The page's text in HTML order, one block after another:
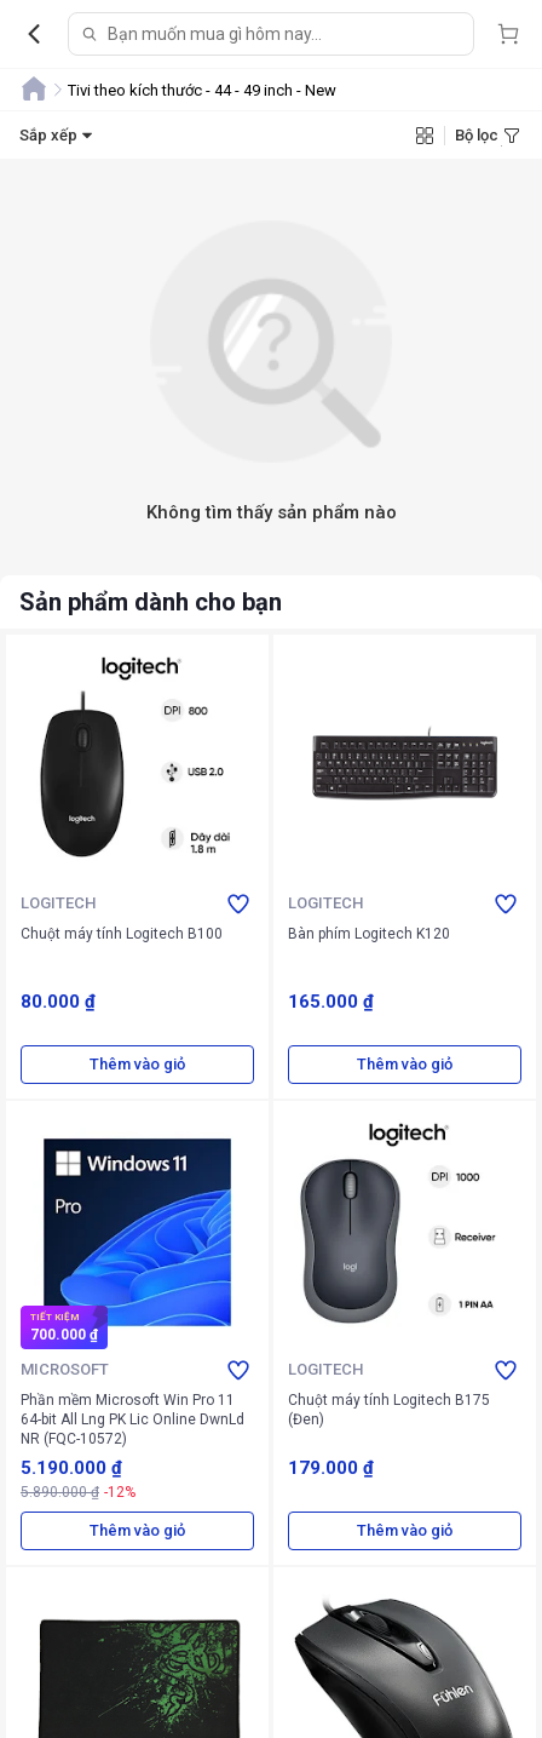
Tivi theo kích thước - 44 - 49 inch - New
Sắp xếp Bộ lọc
Không tìm thấy sản phẩm nào
Sản phẩm dành cho bạn
LOGITECH
Chuột máy tính Logitech B100
80.000 ₫
Thêm vào giỏ
LOGITECH
Bàn phím Logitech K120
165.000 ₫
Thêm vào giỏ
TIẾT KIỆM
700.000 ₫
MICROSOFT
Phần mềm Microsoft Win Pro 11
64-bit All Lng PK Lic Online DwnLd
NR (FQC-10572)
5.190.000 ₫
5.890.000 ₫ -12%
Thêm vào giỏ
LOGITECH
Chuột máy tính Logitech B175
(Đen)
179.000 ₫
Thêm vào giỏ